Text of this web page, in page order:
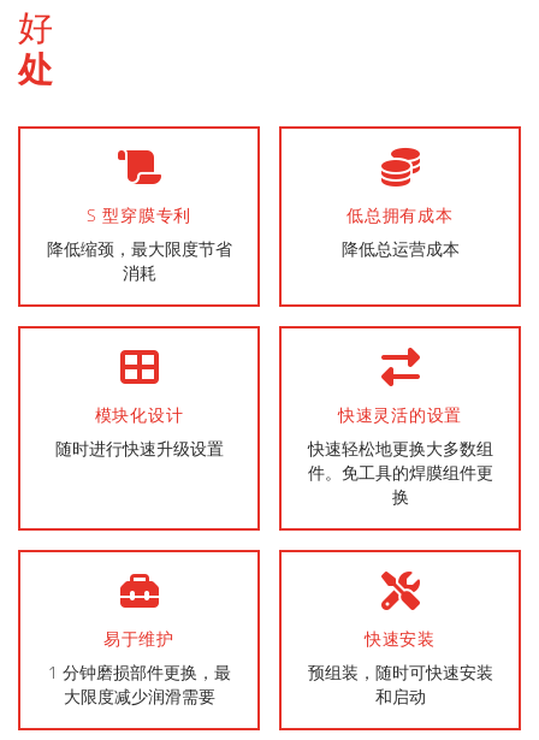
好
处
S 型穿膜专利
降低缩颈，最大限度节省
消耗
低总拥有成本
降低总运营成本
模块化设计
随时进行快速升级设置
快速灵活的设置
快速轻松地更换大多数组
件。免工具的焊膜组件更
换
易于维护
1 分钟磨损部件更换，最
大限度减少润滑需要
快速安装
预组装，随时可快速安装
和启动